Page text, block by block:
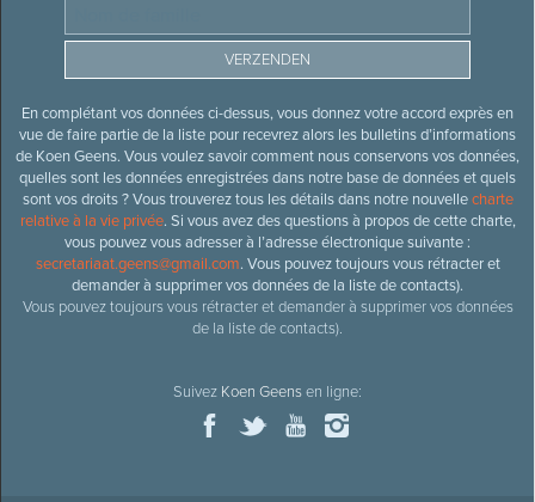
En complétant vos données ci-dessus, vous donnez votre accord exprès en
vue de faire partie de la liste pour recevrez alors les bulletins d’informations
de Koen Geens. Vous voulez savoir comment nous conservons vos données,
quelles sont les données enregistrées dans notre base de données et quels
sont vos droits ? Vous trouverez tous les détails dans notre nouvellecharte
relative à la vie privée. Si vous avez des questions à propos de cette charte,
vous pouvez vous adresser à l’adresse électronique suivante :
secretariaat.geens@gmail.com. Vous pouvez toujours vous rétracter et
demander à supprimer vos données de la liste de contacts).
Vous pouvez toujours vous rétracter et demander à supprimer vos données
de la liste de contacts).
Suivez Koen Geensen ligne: